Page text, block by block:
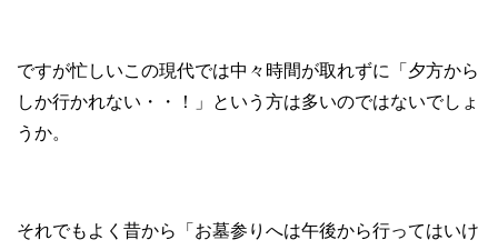
ですが忙しいこの現代では中々時間が取れずに「夕方から
しか行かれない・・！」という方は多いのではないでしょ
うか。
それでもよく昔から「お墓参りへは午後から行ってはいけ